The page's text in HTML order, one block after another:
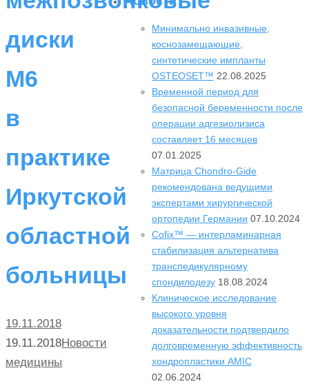
диски
М6
в
практике
Иркутской
областной
больницы
19.11.2018
19.11.2018Новости
медицины
Минимально инвазивные,
коснозамещающие,
синтетические импланты
OSTEOSET™ 22.08.2025
Временной период для
безопасной беременности после
операции адгезиолизиса
составляет 16 месяцев
07.01.2025
Матрица Chondro-Gide
рекомендована ведущими
экспертами хирургической
ортопедии Германии 07.10.2024
Cofix™ — интерламинарная
стабилизация альтернатива
транспедикулярному
спондилодезу 18.08.2024
Клиническое исследование
высокого уровня
доказательности подтвердило
долговременную эффективность
хондропластики AMIC
02.06.2024